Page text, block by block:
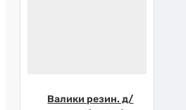
Валики резин. д/